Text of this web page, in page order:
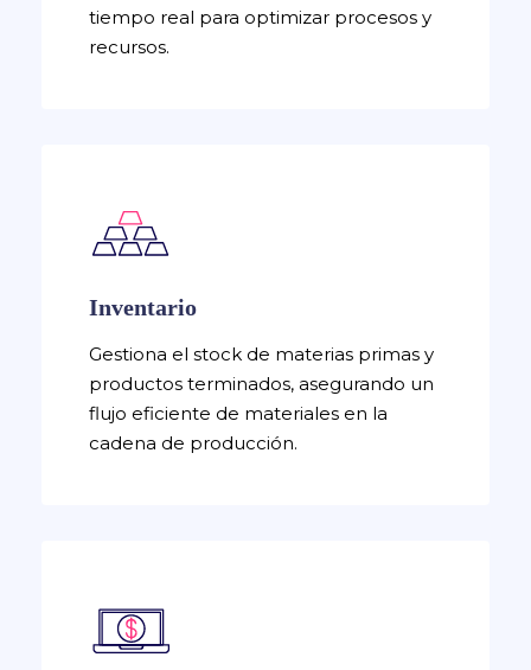
tiempo real para optimizar procesos y
recursos.
Inventario
Gestiona el stock de materias primas y
productos terminados, asegurando un
flujo eficiente de materiales en la
cadena de producción.